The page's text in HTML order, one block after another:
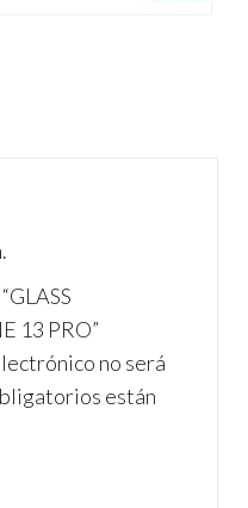
13 PRO”
no será
están